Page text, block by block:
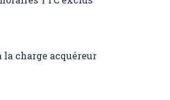
la charge acquéreur